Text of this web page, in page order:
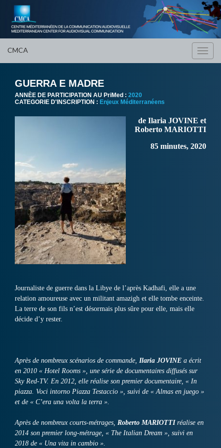
CMCA
GUERRA E MADRE
ANNÈE DE PARTICIPATION AU PriMed : 2020
CATEGORIE D'INSCRIPTION : Enjeux Méditerranéens
de Ilaria JOVINE et
Roberto MARIOTTI
85 minutes, 2020
Journaliste de guerre dans la Libye de l’après Kadhafi, elle a une
relation amoureuse avec un militant amazigh et elle tombe enceinte.
La terre de son fils n’est désormais plus sûre pour elle, mais elle
décide d’y rester.
Après de nombreux scénarios de commande, Ilaria JOVINE a écrit
en 2010 « Hotel Rooms », une série de documentaires diffusés sur
Sky Red-TV. En 2012, elle réalise son premier documentaire, « In
piazza. Voci intorno Piazza Testaccio », suivi de « Almas en juego »
et de « C’era una volta la terra ».
Après de nombreux courts-métrages, Roberto MARIOTTIréalise en
2014 son premier long-métrage, « The Italian Dream », suivi en
2018 de « Una vita in cambio ».